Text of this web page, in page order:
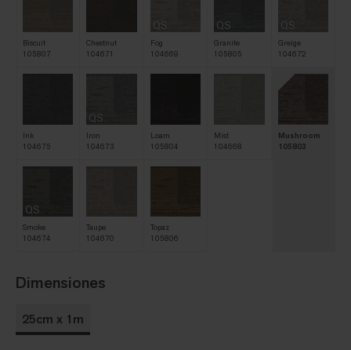
Biscuit
105807
Chestnut
104671
QS
Fog
104669
QS
Granite
105805
QS
Greige
104672
Ink
104675
QS
Iron
104673
Loam
105804
Mist
104668
Mushroom
105803
QS
Smoke
104674
Taupe
104670
Topaz
105806
Dimensiones
25cm x 1m